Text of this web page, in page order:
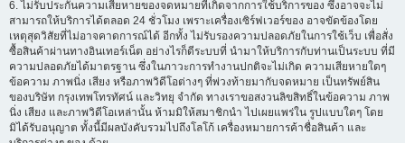
6. ไม่รับประกันความเสียหายของจดหมายที่เกิดจากการใช้บริการของ ซึ่งอาจจะไม่
สามารถให้บริการได้ตลอด 24 ชั่วโมง เพราะเครื่องเซิร์ฟเวอร์ของ อาจขัดข้องโดย
เหตุสุดวิสัยที่ไม่อาจคาดการณ์ได้ อีกทั้ง ไม่รับรองความปลอดภัยในการใช้เว็บ เพื่อสั่ง
ซื้อสินค้าผ่านทางอินเทอร์เน็ต อย่างไรก็ดีระบบที่ นำมาให้บริการกับท่านเป็นระบบ ที่มี
ความปลอดภัยได้มาตรฐาน ซึ่งในภาวะการทำงานปกติจะไม่เกิด ความเสียหายใดๆ
ข้อความ ภาพนิ่ง เสียง หรือภาพวิดีโอต่างๆ ที่พ่วงท้ายมากับจดหมาย เป็นทรัพย์สิน
ของบริษัท กรุงเทพโทรทัศน์ และวิทยุ จำกัด ทางเราขอสงวนลิขสิทธิ์ในข้อความ ภาพ
นิ่ง เสียง และภาพวิดีโอเหล่านั้น ห้ามมิให้สมาชิกนำ ไปเผยแพร่ใน รูปแบบใดๆ โดย
มิได้รับอนุญาต ทั้งนี้มีผลบังคับรวมไปถึงโลโก้ เครื่องหมายการค้าชื่อสินค้า และ